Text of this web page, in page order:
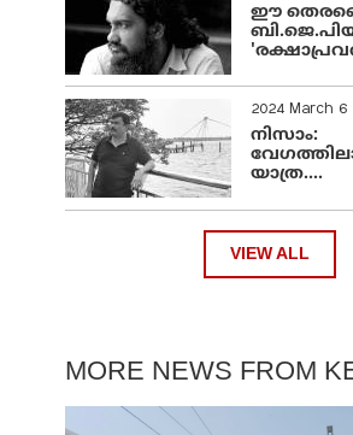
ഈ
2024 March 6
നിസാം:
യാത്ര....
VIEW ALL
MORE NEWS FROM